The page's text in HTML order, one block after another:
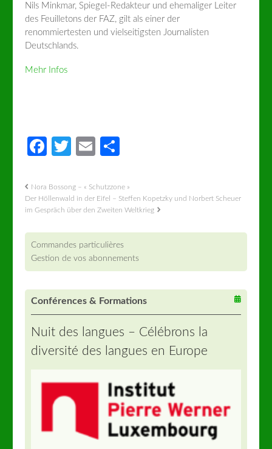
Nils Minkmar, Spiegel-Redakteur und ehemaliger Leiter
des Feuilletons der FAZ, gilt als einer der
renommiertesten und vielseitigsten Journalisten
Deutschlands.
Mehr Infos
Facebook
Twitter
Email
Nora Bossong – « Schutzzone »
Der Höllenwald in der Eifel – Steffen Kopetzky und Norbert Scheuer
im Gespräch über den Zweiten Weltkrieg
Commandes particulières
Gestion de vos abonnements
Conférences & Formations
Nuit des langues – Célébrons la
diversité des langues en Europe